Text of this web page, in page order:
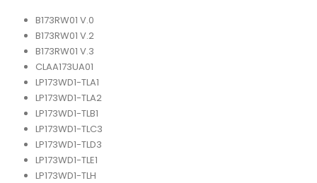
B173RW01 V.0
B173RW01 V.2
B173RW01 V.3
CLAA173UA01
LP173WD1-TLA1
LP173WD1-TLA2
LP173WD1-TLB1
LP173WD1-TLC3
LP173WD1-TLD3
LP173WD1-TLE1
LP173WD1-TLH